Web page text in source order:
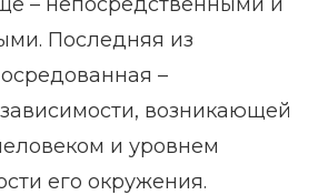
Последняя из
–
возникающей
и уровнем
его окружения.